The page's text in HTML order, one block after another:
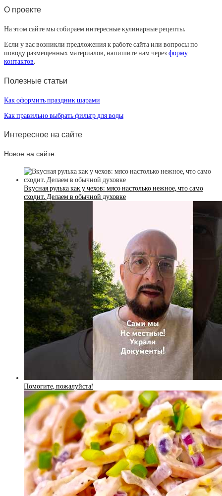
О проекте
На этом сайте мы собираем интересные кулинарные рецепты.
Если у вас возникли предложения к работе сайта или вопросы по
поводу размещенных материалов, напишите нам через форму
контактов.
Полезные статьи
Как оформить праздник шарами
Как правильно выбрать фильтр для воды
Интересное на сайте
Новое на сайте:
Вкусная рулька как у чехов: мясо настолько нежное, что само
сходит. Делаем в обычной духовке
Помогите, пожалуйста!